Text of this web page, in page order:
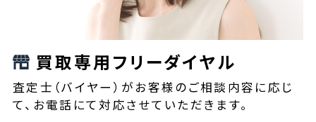
買取専用フリーダイヤル
査定士（バイヤー）がお客様のご相談内容に応じ
て、お電話にて対応させていただきます。